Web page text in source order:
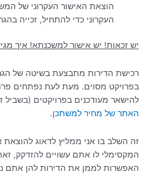
הוצאת האישור העקרוני של
העקרוני כדי להתחיל, זכייה
יש זכאות! יש אישור למשכנתא! איך
רכישת הדירות מתבצעת בשיטה של
בפרויקט מסוים. מעת לעת נפתחים
להישאר מעודכנים בפרויקטים (בשביל
האתר של מחיר למשתכן.
זה השלב בו אני ממליץ לדאוג להוצאת
המקסימלי לו אתם עשויים להזדקק,
האפשרות לממן את הדירות להן אתם